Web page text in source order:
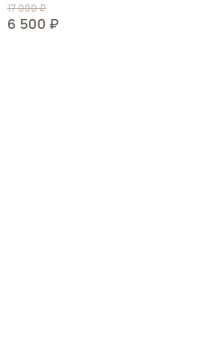
17 000 ₽
6 500 ₽